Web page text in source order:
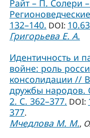
Райт – П.
132–140. DOI:
Григорьева Е. А.
Идентичность и
войне: роль
консолидации //
дружбы народов.
2. С. 362–377. DOI:
377.
Мчедлова М. М.,